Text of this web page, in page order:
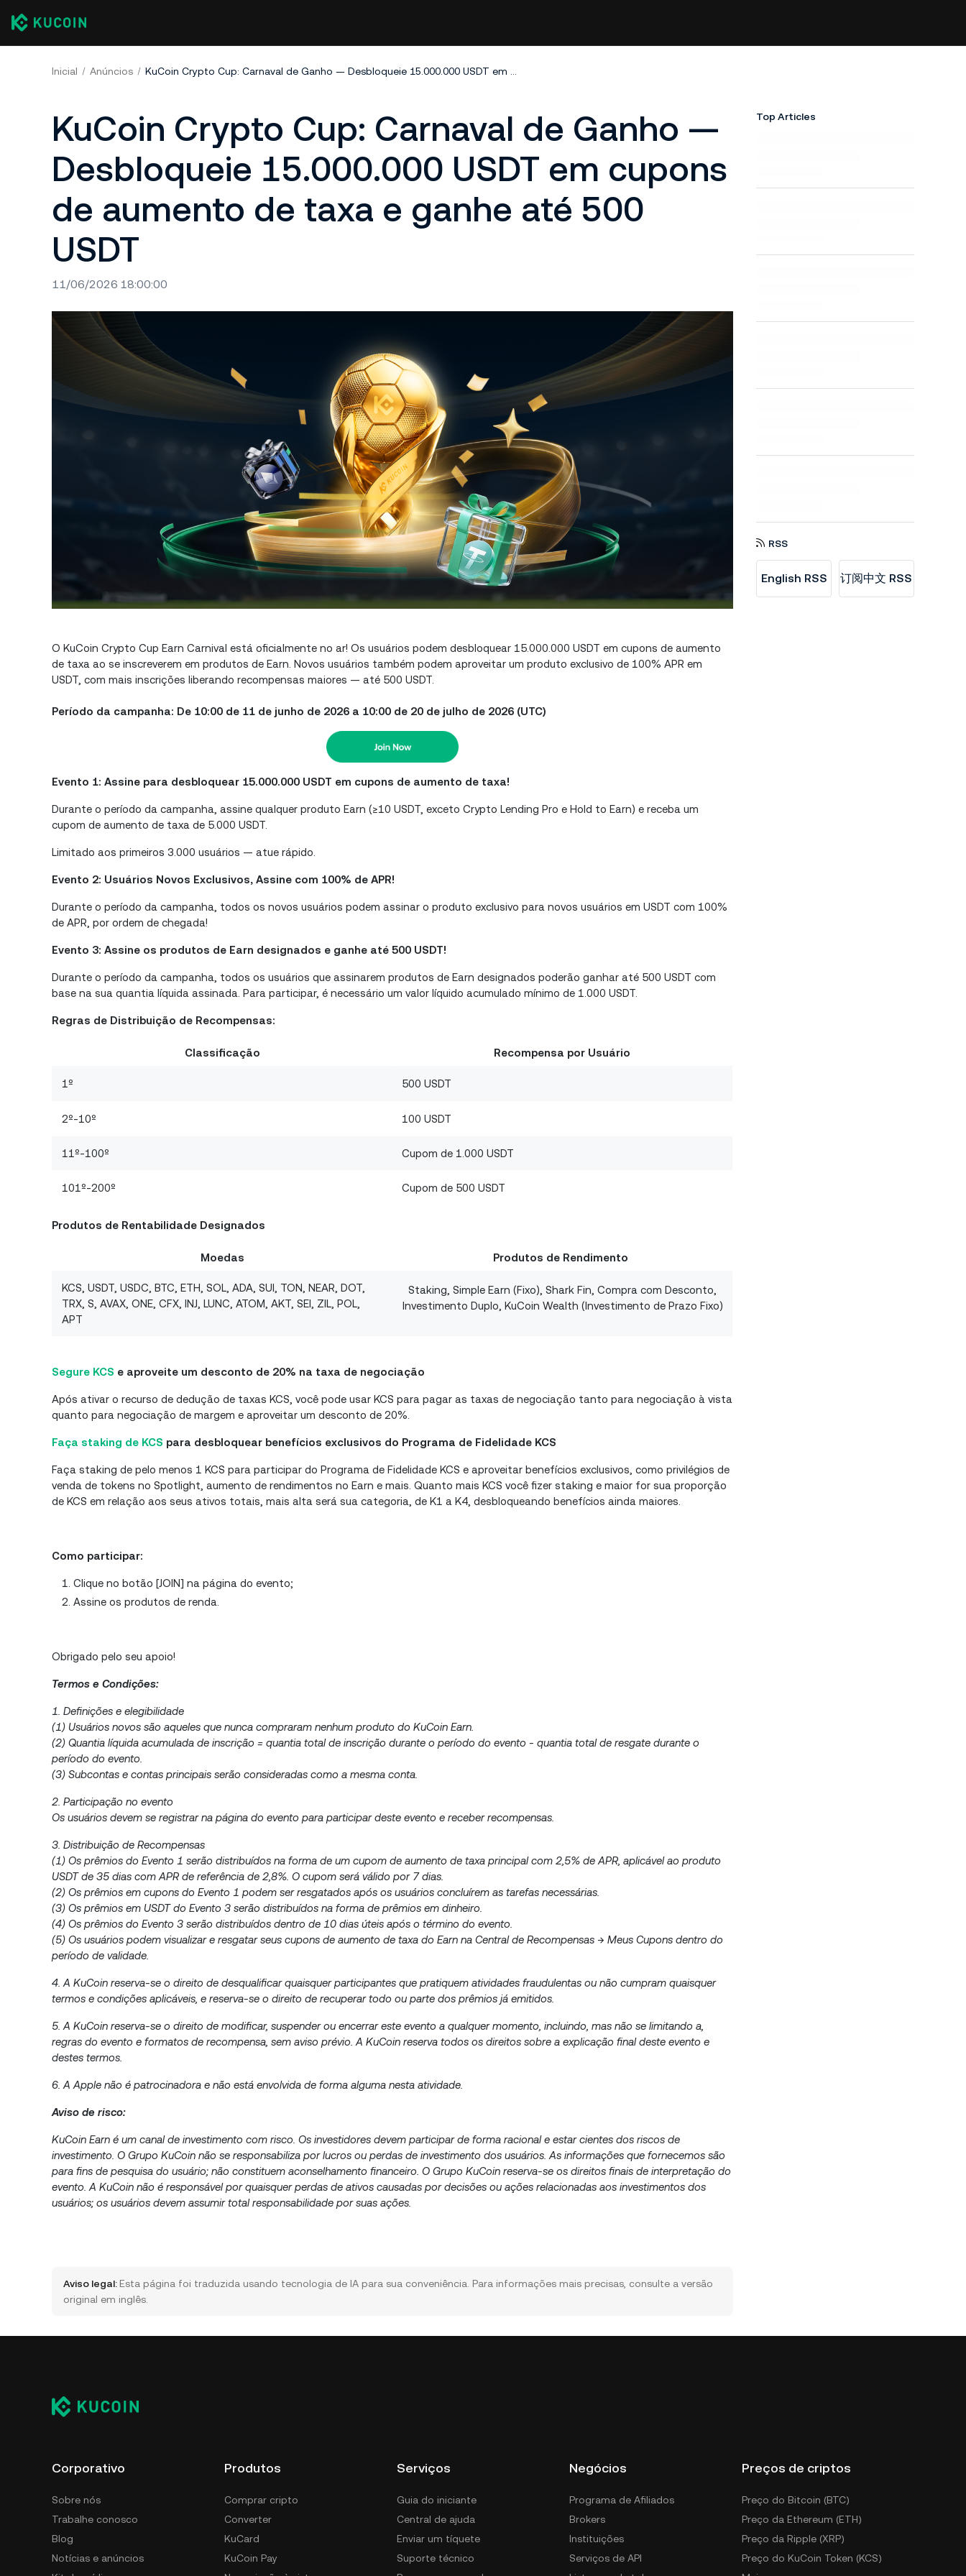
Inicial Anúncios KuCoin Crypto Cup: Carnaval de Ganho — Desbloqueie 15.000.000 USDT em cupons de aumento de taxa e ganhe até 500 USDT
KuCoin Crypto Cup: Carnaval de Ganho —
Desbloqueie 15.000.000 USDT em cupons
de aumento de taxa e ganhe até 500
USDT
11/06/2026 18:00:00
O KuCoin Crypto Cup Earn Carnival está oficialmente no ar! Os usuários podem desbloquear 15.000.000 USDT em cupons de aumento
de taxa ao se inscreverem em produtos de Earn. Novos usuários também podem aproveitar um produto exclusivo de 100% APR em
USDT, com mais inscrições liberando recompensas maiores — até 500 USDT.
Período da campanha: De 10:00 de 11 de junho de 2026 a 10:00 de 20 de julho de 2026 (UTC)
Evento 1: Assine para desbloquear 15.000.000 USDT em cupons de aumento de taxa!
Durante o período da campanha, assine qualquer produto Earn (≥10 USDT, exceto Crypto Lending Pro e Hold to Earn) e receba um
cupom de aumento de taxa de 5.000 USDT.
Limitado aos primeiros 3.000 usuários — atue rápido.
Evento 2: Usuários Novos Exclusivos, Assine com 100% de APR!
Durante o período da campanha, todos os novos usuários podem assinar o produto exclusivo para novos usuários em USDT com 100%
de APR, por ordem de chegada!
Evento 3: Assine os produtos de Earn designados e ganhe até 500 USDT!
Durante o período da campanha, todos os usuários que assinarem produtos de Earn designados poderão ganhar até 500 USDT com
base na sua quantia líquida assinada. Para participar, é necessário um valor líquido acumulado mínimo de 1.000 USDT.
Regras de Distribuição de Recompensas:
Classificação Recompensa por Usuário
1º 500 USDT
2º-10º 100 USDT
11º-100º Cupom de 1.000 USDT
101º-200º Cupom de 500 USDT
Produtos de Rentabilidade Designados
Moedas Produtos de Rendimento
KCS, USDT, USDC, BTC, ETH, SOL, ADA, SUI, TON, NEAR, DOT,
TRX, S, AVAX, ONE, CFX, INJ, LUNC, ATOM, AKT, SEI, ZIL, POL,
APT
Staking, Simple Earn (Fixo), Shark Fin, Compra com Desconto,
Investimento Duplo, KuCoin Wealth (Investimento de Prazo Fixo)
Segure KCS e aproveite um desconto de 20% na taxa de negociação
Após ativar o recurso de dedução de taxas KCS, você pode usar KCS para pagar as taxas de negociação tanto para negociação à vista
quanto para negociação de margem e aproveitar um desconto de 20%.
Faça staking de KCS para desbloquear benefícios exclusivos do Programa de Fidelidade KCS
Faça staking de pelo menos 1 KCS para participar do Programa de Fidelidade KCS e aproveitar benefícios exclusivos, como privilégios de
venda de tokens no Spotlight, aumento de rendimentos no Earn e mais. Quanto mais KCS você fizer staking e maior for sua proporção
de KCS em relação aos seus ativos totais, mais alta será sua categoria, de K1 a K4, desbloqueando benefícios ainda maiores.
Como participar:
Clique no botão [JOIN] na página do evento;
Assine os produtos de renda.
Obrigado pelo seu apoio!
Termos e Condições:
1. Definições e elegibilidade
(1) Usuários novos são aqueles que nunca compraram nenhum produto do KuCoin Earn.
(2) Quantia líquida acumulada de inscrição = quantia total de inscrição durante o período do evento - quantia total de resgate durante o
período do evento.
(3) Subcontas e contas principais serão consideradas como a mesma conta.
2. Participação no evento
Os usuários devem se registrar na página do evento para participar deste evento e receber recompensas.
3. Distribuição de Recompensas
(1) Os prêmios do Evento 1 serão distribuídos na forma de um cupom de aumento de taxa principal com 2,5% de APR, aplicável ao produto
USDT de 35 dias com APR de referência de 2,8%. O cupom será válido por 7 dias.
(2) Os prêmios em cupons do Evento 1 podem ser resgatados após os usuários concluírem as tarefas necessárias.
(3) Os prêmios em USDT do Evento 3 serão distribuídos na forma de prêmios em dinheiro.
(4) Os prêmios do Evento 3 serão distribuídos dentro de 10 dias úteis após o término do evento.
(5) Os usuários podem visualizar e resgatar seus cupons de aumento de taxa do Earn na Central de Recompensas → Meus Cupons dentro do
período de validade.
4. A KuCoin reserva-se o direito de desqualificar quaisquer participantes que pratiquem atividades fraudulentas ou não cumpram quaisquer
termos e condições aplicáveis, e reserva-se o direito de recuperar todo ou parte dos prêmios já emitidos.
5. A KuCoin reserva-se o direito de modificar, suspender ou encerrar este evento a qualquer momento, incluindo, mas não se limitando a,
regras do evento e formatos de recompensa, sem aviso prévio. A KuCoin reserva todos os direitos sobre a explicação final deste evento e
destes termos.
6. A Apple não é patrocinadora e não está envolvida de forma alguma nesta atividade.
Aviso de risco:
KuCoin Earn é um canal de investimento com risco. Os investidores devem participar de forma racional e estar cientes dos riscos de
investimento. O Grupo KuCoin não se responsabiliza por lucros ou perdas de investimento dos usuários. As informações que fornecemos são
para fins de pesquisa do usuário; não constituem aconselhamento financeiro. O Grupo KuCoin reserva-se os direitos finais de interpretação do
evento. A KuCoin não é responsável por quaisquer perdas de ativos causadas por decisões ou ações relacionadas aos investimentos dos
usuários; os usuários devem assumir total responsabilidade por suas ações.
Aviso legal: Esta página foi traduzida usando tecnologia de IA para sua conveniência. Para informações mais precisas, consulte a versão
original em inglês.
Top Articles
RSS
English RSS 订阅中文 RSS
Corporativo
Sobre nós
Trabalhe conosco
Blog
Notícias e anúncios
Produtos
Comprar cripto
Converter
KuCard
KuCoin Pay
Serviços
Guia do iniciante
Central de ajuda
Enviar um tíquete
Suporte técnico
Negócios
Programa de Afiliados
Brokers
Instituições
Serviços de API
Preços de criptos
Preço do Bitcoin (BTC)
Preço da Ethereum (ETH)
Preço da Ripple (XRP)
Preço do KuCoin Token (KCS)